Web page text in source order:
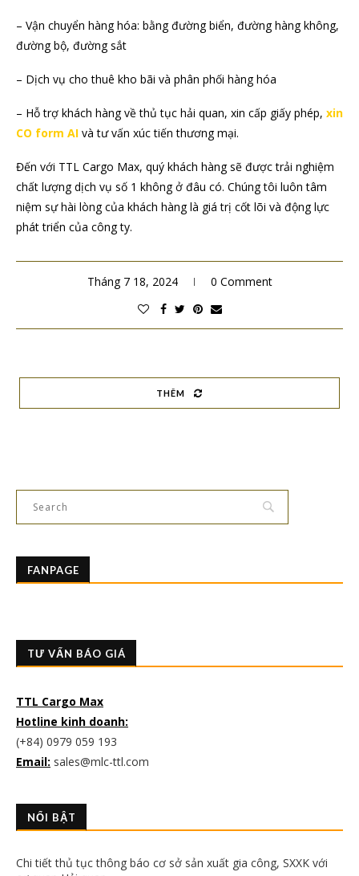
– Vận chuyển hàng hóa: bằng đường biển, đường hàng không,
đường bộ, đường sắt
– Dịch vụ cho thuê kho bãi và phân phối hàng hóa
– Hỗ trợ khách hàng về thủ tục hải quan, xin cấp giấy phép, xin
CO form AI và tư vấn xúc tiến thương mại.
Đến với TTL Cargo Max, quý khách hàng sẽ được trải nghiệm
chất lượng dịch vụ số 1 không ở đâu có. Chúng tôi luôn tâm
niệm sự hài lòng của khách hàng là giá trị cốt lõi và động lực
phát triển của công ty.
Tháng 7 18, 2024 0 Comment
THÊM
FANPAGE
TƯ VẤN BÁO GIÁ
TTL Cargo Max
Hotline kinh doanh:
(+84) 0979 059 193
Email: sales@mlc-ttl.com
NỔI BẬT
Chi tiết thủ tục thông báo cơ sở sản xuất gia công, SXXK với